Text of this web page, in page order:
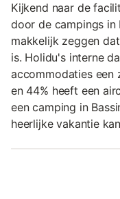
Kijkend naar de
door de campings in
makkelijk zeggen
is. Holidu's interne
accommodaties een
en 44% heeft een
een camping in
heerlijke vakantie